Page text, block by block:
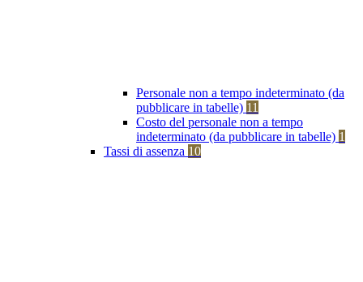
Personale non a tempo indeterminato (da
pubblicare in tabelle) 11
Costo del personale non a tempo
indeterminato (da pubblicare in tabelle) 1
Tassi di assenza 10